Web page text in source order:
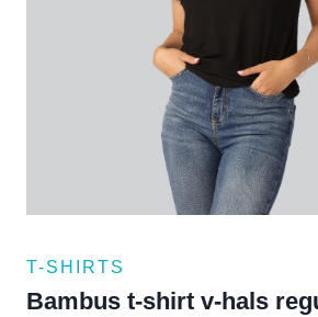
T-SHIRTS
Bambus t-shirt v-hals